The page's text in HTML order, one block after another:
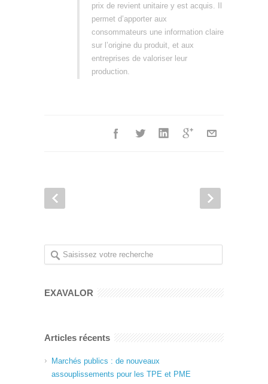
prix de revient unitaire y est acquis. Il
permet d’apporter aux
consommateurs une information claire
sur l’origine du produit, et aux
entreprises de valoriser leur
production.
EXAVALOR
Articles récents
Marchés publics : de nouveaux
assouplissements pour les TPE et PME